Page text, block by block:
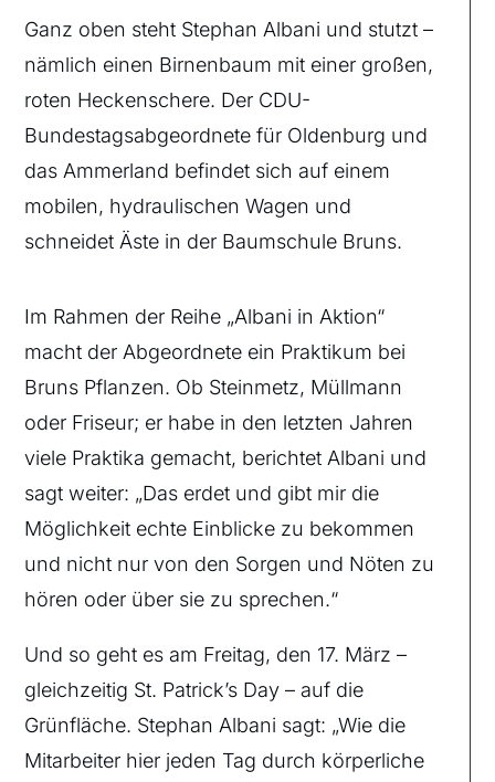
Ganz oben steht Stephan Albani und stutzt –
nämlich einen Birnenbaum mit einer großen,
roten Heckenschere. Der CDU-
Bundestagsabgeordnete für Oldenburg und
das Ammerland befindet sich auf einem
mobilen, hydraulischen Wagen und
schneidet Äste in der Baumschule Bruns.
Im Rahmen der Reihe „Albani in Aktion“
macht der Abgeordnete ein Praktikum bei
Bruns Pflanzen. Ob Steinmetz, Müllmann
oder Friseur; er habe in den letzten Jahren
viele Praktika gemacht, berichtet Albani und
sagt weiter: „Das erdet und gibt mir die
Möglichkeit echte Einblicke zu bekommen
und nicht nur von den Sorgen und Nöten zu
hören oder über sie zu sprechen.“
Und so geht es am Freitag, den 17. März –
gleichzeitig St. Patrick’s Day – auf die
Grünfläche. Stephan Albani sagt: „Wie die
Mitarbeiter hier jeden Tag durch körperliche